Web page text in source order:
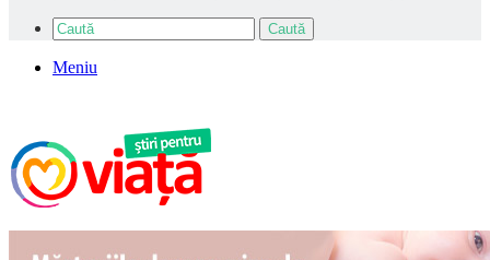
Caută
Meniu